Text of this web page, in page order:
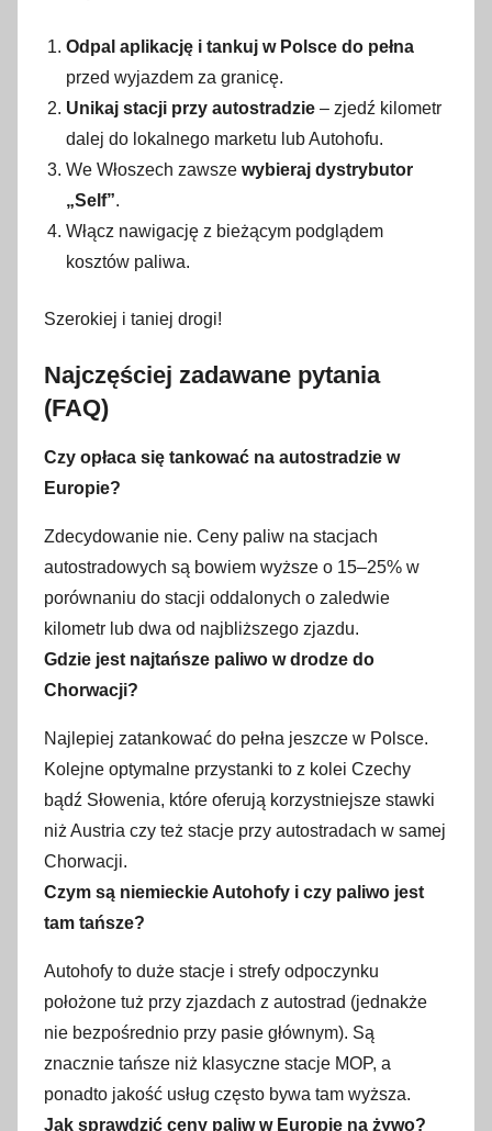
Odpal aplikację i tankuj w Polsce do pełna
przed wyjazdem za granicę.
Unikaj stacji przy autostradzie – zjedź kilometr
dalej do lokalnego marketu lub Autohofu.
We Włoszech zawsze wybieraj dystrybutor
„Self”.
Włącz nawigację z bieżącym podglądem
kosztów paliwa.
Szerokiej i taniej drogi!
Najczęściej zadawane pytania
(FAQ)
Czy opłaca się tankować na autostradzie w
Europie?
Zdecydowanie nie. Ceny paliw na stacjach
autostradowych są bowiem wyższe o 15–25% w
porównaniu do stacji oddalonych o zaledwie
kilometr lub dwa od najbliższego zjazdu.
Gdzie jest najtańsze paliwo w drodze do
Chorwacji?
Najlepiej zatankować do pełna jeszcze w Polsce.
Kolejne optymalne przystanki to z kolei Czechy
bądź Słowenia, które oferują korzystniejsze stawki
niż Austria czy też stacje przy autostradach w samej
Chorwacji.
Czym są niemieckie Autohofy i czy paliwo jest
tam tańsze?
Autohofy to duże stacje i strefy odpoczynku
położone tuż przy zjazdach z autostrad (jednakże
nie bezpośrednio przy pasie głównym). Są
znacznie tańsze niż klasyczne stacje MOP, a
ponadto jakość usług często bywa tam wyższa.
Jak sprawdzić ceny paliw w Europie na żywo?